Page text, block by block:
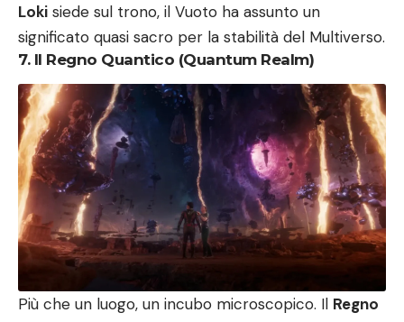
Loki siede sul trono, il Vuoto ha assunto un
significato quasi sacro per la stabilità del Multiverso.
7. Il Regno Quantico (Quantum Realm)
Più che un luogo, un incubo microscopico. Il Regno